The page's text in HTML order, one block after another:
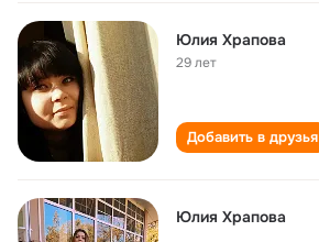
Юлия Храпова
29 лет
Добавить в друзья
Юлия Храпова